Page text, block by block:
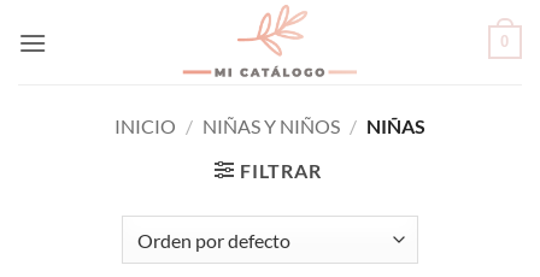
0
INICIO / NIÑAS Y NIÑOS / NIÑAS
FILTRAR